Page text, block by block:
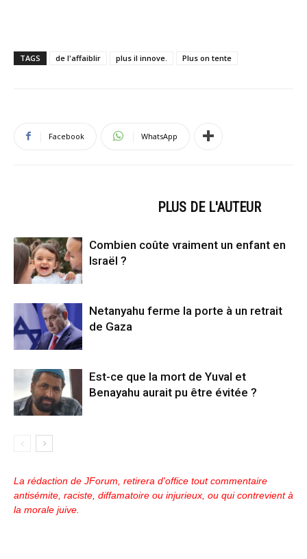
TAGS de l'affaiblir plus il innove. Plus on tente
Facebook WhatsApp
PLUS DE L'AUTEUR
Combien coûte vraiment un enfant en
Israël ?
Netanyahu ferme la porte à un retrait
de Gaza
Est-ce que la mort de Yuval et
Benayahu aurait pu être évitée ?
La rédaction de JForum, retirera d'office tout commentaire
antisémite, raciste, diffamatoire ou injurieux, ou qui contrevient à
la morale juive.